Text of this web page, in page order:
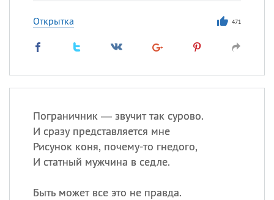
Открытка 471
Пограничник — звучит так сурово.
И сразу представляется мне
Рисунок коня, почему-то гнедого,
И статный мужчина в седле.
Быть может все это не правда.